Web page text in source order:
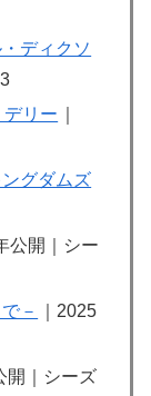
ディクソ
デリー
グダムズ
公開｜シー
－
｜2025
開｜シーズ